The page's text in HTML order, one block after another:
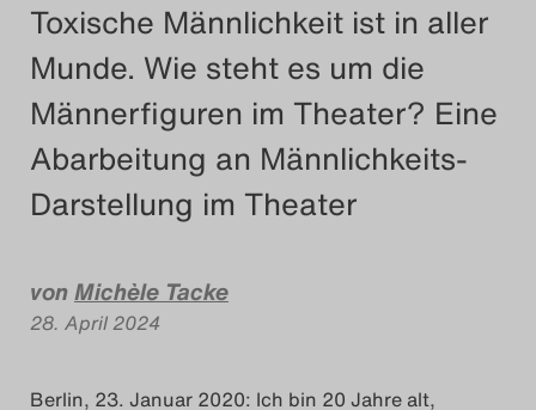
2019
Das Theatertreffen-Blog
2020
Das Theatertreffen-Blog
Das Theatertreffen-Blog
Toxische Männlichkeit ist in aller
Munde. Wie steht es um die
Männerfiguren im Theater? Eine
Abarbeitung an Männlichkeits-
Darstellung im Theater
vonMichèle Tacke
28. April 2024
Berlin, 23. Januar 2020: Ich bin 20 Jahre alt,